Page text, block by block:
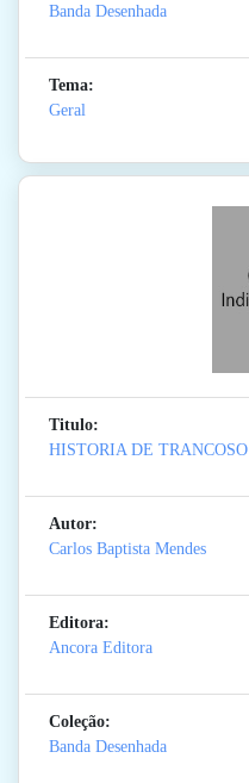
Banda Desenhada
Tema:
Geral
Titulo:
HISTORIA DE TRANCOSO
Autor:
Carlos Baptista Mendes
Editora:
Ancora Editora
Coleção:
Banda Desenhada